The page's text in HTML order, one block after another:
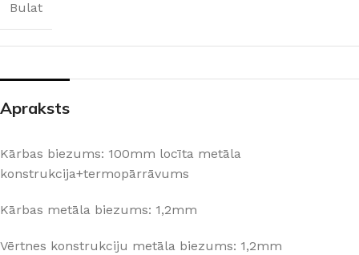
Bulat
Apraksts
Kārbas biezums: 100mm locīta metāla
konstrukcija+termopārrāvums
Kārbas metāla biezums: 1,2mm
Vērtnes konstrukciju metāla biezums: 1,2mm